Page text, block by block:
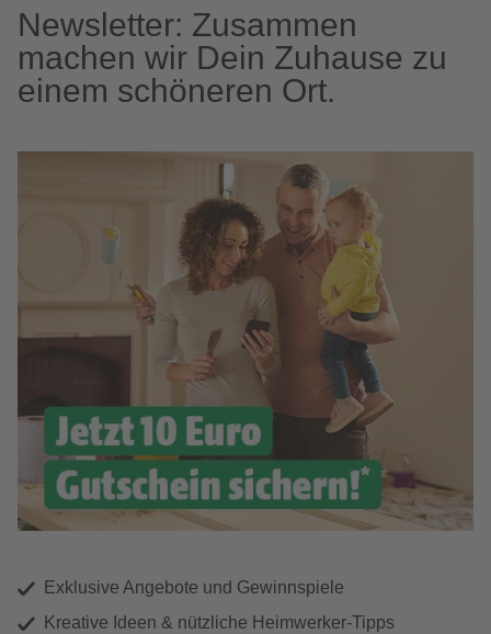
Newsletter: Zusammen
machen wir Dein Zuhause zu
einem schöneren Ort.
Exklusive Angebote und Gewinnspiele
Kreative Ideen & nützliche Heimwerker-Tipps